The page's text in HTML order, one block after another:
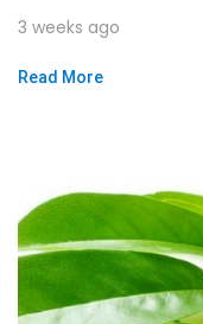
3 weeks ago
Read More